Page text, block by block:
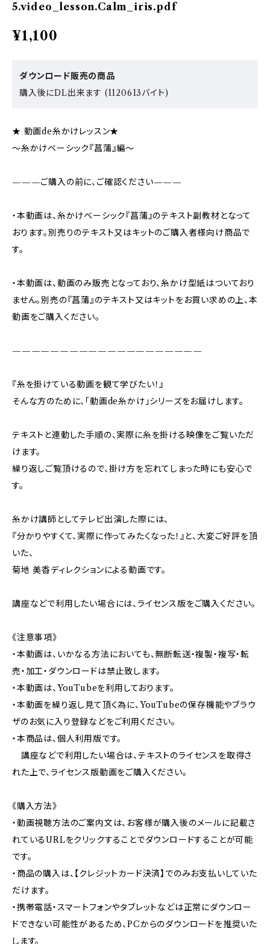
5.video_lesson.Calm_iris.pdf
¥1,100
ダウンロード販売の商品
購入後にDL出来ます (1120613バイト)
★ 動画de糸かけレッスン★
〜糸かけベーシック『菖蒲』編〜
———ご購入の前に、ご確認ください———
・本動画は、糸かけベーシック『菖蒲』のテキスト副教材となって
おります。別売りのテキスト又はキットのご購入者様向け商品で
す。
・本動画は、動画のみ販売となっており、糸かけ型紙はついており
ません。別売の『菖蒲』のテキスト又はキットをお買い求めの上、本
動画をご購入ください。
————————————————————
『糸を掛けている動画を観て学びたい！』
そんな方のために、「動画de糸かけ」シリーズをお届けします。
テキストと連動した手順の、実際に糸を掛ける映像をご覧いただ
けます。
繰り返しご覧頂けるので、掛け方を忘れてしまった時にも安心で
す。
糸かけ講師としてテレビ出演した際には、
『分かりやすくて、実際に作ってみたくなった！』と、大変ご好評を頂
いた、
菊地 美香ディレクションによる動画です。
講座などで利用したい場合には、ライセンス版をご購入ください。
《注意事項》
・本動画は、いかなる方法においても、無断転送・複製・複写・転
売・加工・ダウンロードは禁止致します。
・本動画は、YouTubeを利用しております。
・本動画を繰り返し見て頂く為に、YouTubeの保存機能やブラウ
ザのお気に入り登録などをご利用ください。
・本商品は、個人利用版です。
講座などで利用したい場合は、テキストのライセンスを取得さ
れた上で、ライセンス版動画をご購入ください。
《購入方法》
・動画視聴方法のご案内文は、お客様が購入後のメールに記載さ
れているURLをクリックすることでダウンロードすることが可能
です。
・商品の購入は、【クレジットカード決済】でのみお支払いしていた
だけます。
・携帯電話・スマートフォンやタブレットなどは正常にダウンロー
ドできない可能性があるため、PCからのダウンロードを推奨いた
します。